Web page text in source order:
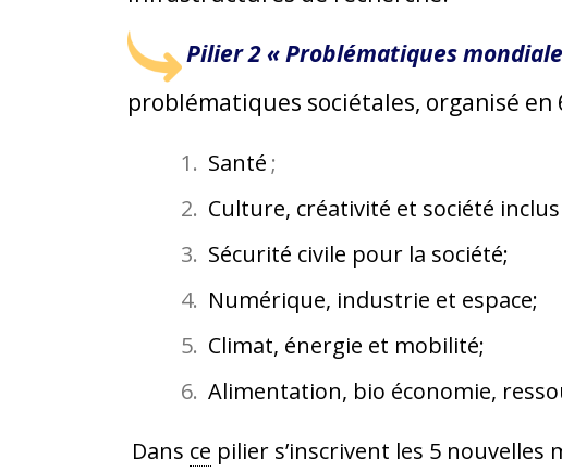
Pilier 2 « Problématiques
problématiques sociétales, organisé en
Santé ;
Culture, créativité et société
Sécurité civile pour la société;
Numérique, industrie et espace;
Climat, énergie et mobilité;
Alimentation, bio économie,
Dans ce pilier s’inscrivent les 5 nouvelles